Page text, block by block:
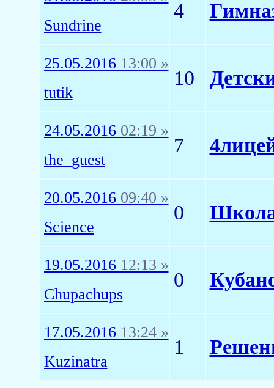
Sundrine
4
25.05.2016 13:00 »
tutik
10
24.05.2016 02:19 »
the_guest
7
20.05.2016 09:40 »
Science
0
19.05.2016 12:13 »
Chupachups
0
17.05.2016 13:24 »
Kuzinatra
1